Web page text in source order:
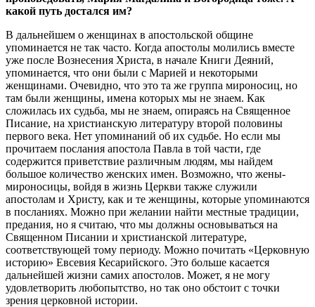
какой путь достался им?
В дальнейшем о женщинах в апостольской общине
упоминается не так часто. Когда апостолы молились вместе
уже после Вознесения Христа, в начале Книги Деяний,
упоминается, что они были с Марией и некоторыми
женщинами. Очевидно, что это та же группа мироносиц, но
там были женщины, имена которых мы не знаем. Как
сложилась их судьба, мы не знаем, опираясь на Священное
Писание, на христианскую литературу второй половины
первого века. Нет упоминаний об их судьбе. Но если мы
прочитаем послания апостола Павла в той части, где
содержится приветствие различным людям, мы найдем
большое количество женских имен. Возможно, что жены-
мироносицы, войдя в жизнь Церкви также служили
апостолам и Христу, как и те женщины, которые упоминаются
в посланиях. Можно при желании найти местные традиции,
предания, но я считаю, что мы должны основываться на
Священном Писании и христианской литературе,
соответствующей тому периоду. Можно почитать «Церковную
историю» Евсевия Кесарийского. Это больше касается
дальнейшей жизни самих апостолов. Может, я не могу
удовлетворить любопытство, но так оно обстоит с точки
зрения церковной истории.